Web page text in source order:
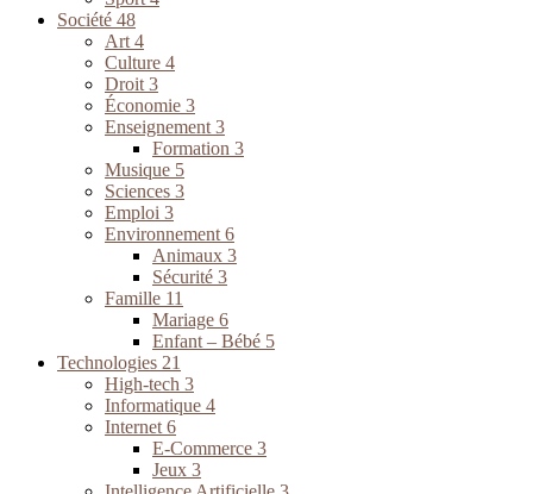
Société 48
Art 4
Culture 4
Droit 3
Économie 3
Enseignement 3
Formation 3
Musique 5
Sciences 3
Emploi 3
Environnement 6
Animaux 3
Sécurité 3
Famille 11
Mariage 6
Enfant – Bébé 5
Technologies 21
High-tech 3
Informatique 4
Internet 6
E-Commerce 3
Jeux 3